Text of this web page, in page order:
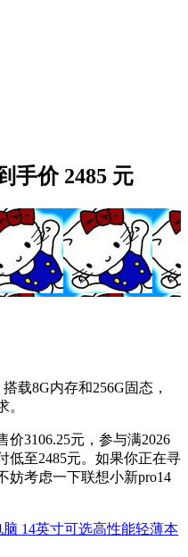
手价 2485 元
载8G内存和256G固态，
。
3106.25元，参与满2026
低至2485元。如果你正在寻
妨考虑一下联想小新pro14
14英寸可选高性能轻薄本